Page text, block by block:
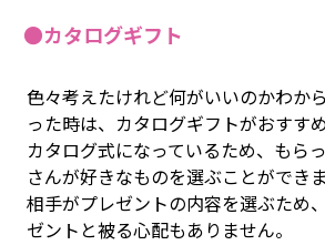
●カタログギフト
色々考えたけれど何がいいのかわか
った時は、カタログギフトがおすすめ
カタログ式になっているため、もら
さんが好きなものを選ぶことができま
相手がプレゼントの内容を選ぶため
ゼントと被る心配もありません。